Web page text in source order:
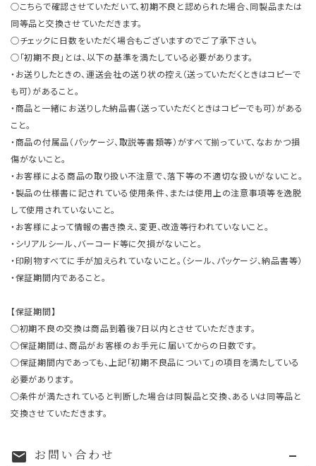
○こちらで確認させていただいて、初期不良と認められた場合、同製品または
同等品と交換させていただきます。
○チェックに日数をいただく場合もございますのでご了承下さい。
○「初期不良」とは、以下の基準を満たしている必要があります。
・お送りしたときの、運送会社の送り状の控え（送っていただくときはコピーで
も可）があること。
・商品と一緒にお送りした納品書（送っていただくときはコピーでも可）がある
こと。
・商品の付属品（パッケージ、取説等書類等）がすべて揃っていて、なおかつ損
傷がないこと。
・お客様による商品の取り扱い不注意で、落下等の不適切な扱いがないこと。
・製品の仕様書に記されている使用条件、または使用上の注意事項等を逸脱
して使用されていないこと。
・お客様によって情報の書き換え、変更、改造等行われていないこと。
・シリアルシール、バーコード等に欠損がないこと。
・印刷物すべてに手が加えられていないこと。（シール、パッケージ、納品書等）
・保証期間内であること。
【保証期間】
○初期不良の交換は商品到着後7日以内とさせていただきます。
○保証期間は、商品がお客様のお手元に届いてからの日数です。
○保証期間内であっても、上記「初期不良品について」の項目を満たしている
必要があります。
○条件が満たされていると判断した場合は同製品と交換、あるいは同等品と
交換させていただきます。
mail お問い合わせ